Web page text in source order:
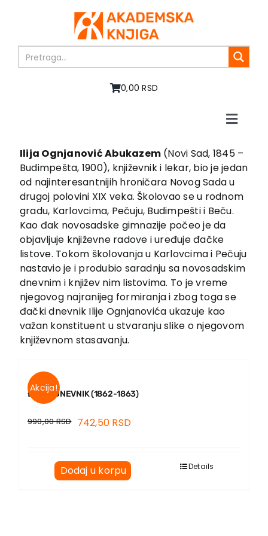
0,00 RSD
Toggle
O nama
Knjige
U pripremi
Akcija
Autori
Vesti
EU PROJEKTI
Kontakt
Ilija Ognjanović Abukazem (Novi Sad, 1845 –
Budimpešta, 1900), književnik i lekar, bio je jedan
od najinteresantnijih hroničara Novog Sada u
drugoj polovini XIX veka. Školovao se u rodnom
gradu, Karlovcima, Pečuju, Budimpešti i Beču.
Kao đak novosadske gimnazije počeo je da
objavljuje književne radove i uređuje đačke
listove. Tokom školovanja u Karlovcima i Pečuju
nastavio je i produbio saradnju sa novosadskim
dnevnim i književ nim listovima. To je vreme
njegovog najranijeg formiranja i zbog toga se
đački dnevnik Ilije Ognjanovića ukazuje kao
važan konstituent u stvaranju slike o njegovom
književnom stasavanju.
Akcija!
ĐAČKI DNEVNIK (1862-1863)
990,00RSD 742,50 RSD
Dodaj u korpu Details